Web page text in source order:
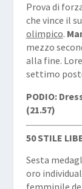
Prova di
che vince il
olimpico.
mezzo
alla fine.
settimo
PODIO:
(21.57)
50 STILE
Sesta
oro